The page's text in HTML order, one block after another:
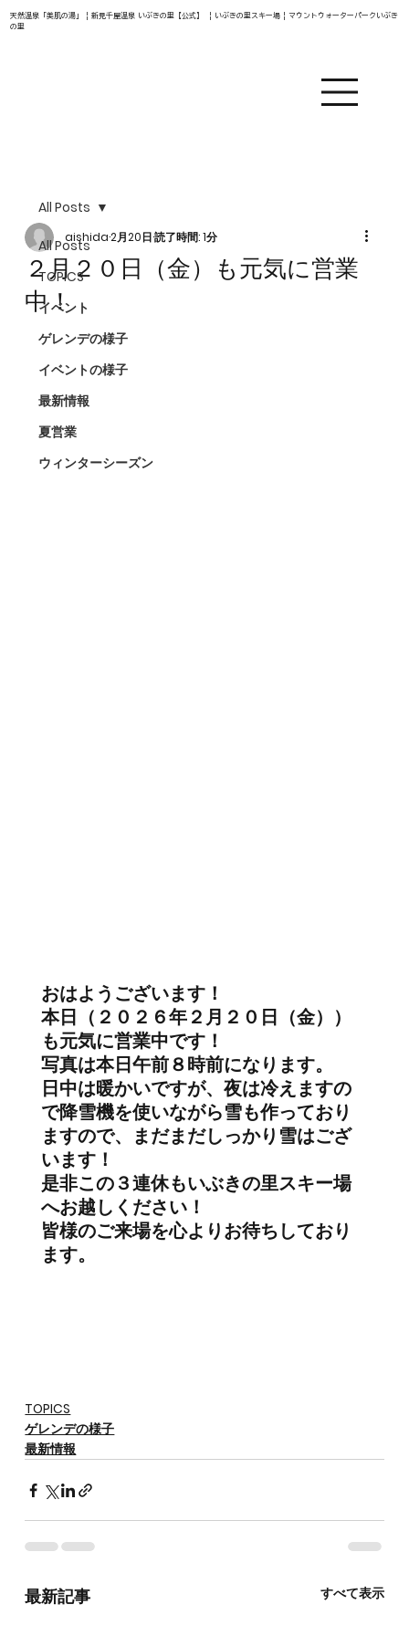
天然温泉「美肌の湯」 | 新見千屋温泉 いぶきの里【公式】 | いぶきの里スキー場 | マウントウォーターパークいぶき
の里
All Posts
TOPICS
イベント
ゲレンデの様子
イベントの様子
最新情報
夏営業
ウィンターシーズン
All Posts
２月２０日（金）も元気に営業
中！
aishida2月20日読了時間: 1分
おはようございます！
本日（２０２６年２月２０日（金））
も元気に営業中です！
写真は本日午前８時前になります。
日中は暖かいですが、夜は冷えますの
で降雪機を使いながら雪も作っており
ますので、まだまだしっかり雪はござ
います！
是非この３連休もいぶきの里スキー場
へお越しください！
皆様のご来場を心よりお待ちしており
ます。
TOPICS
ゲレンデの様子
最新情報
最新記事 すべて表示